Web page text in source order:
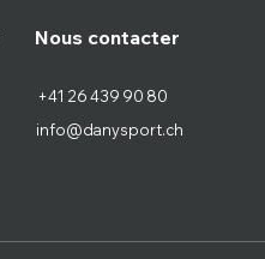
Nous contacter
info@danysport.ch
+41 26 439 90 80